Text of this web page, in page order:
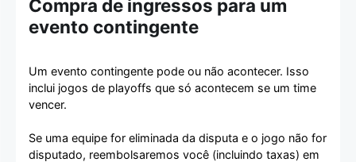
Compra de ingressos para um
evento contingente
Um evento contingente pode ou não acontecer. Isso
inclui jogos de playoffs que só acontecem se um time
vencer.
Se uma equipe for eliminada da disputa e o jogo não for
disputado, reembolsaremos você (incluindo taxas) em